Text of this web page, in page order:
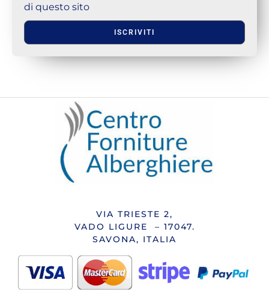
di questo sito
ISCRIVITI
VIA TRIESTE 2,
VADO LIGURE – 17047.
SAVONA, ITALIA